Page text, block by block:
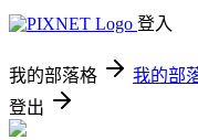
登入
我的部落格 我的部
登出